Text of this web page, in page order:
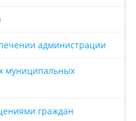
администрации
муниципальных
граждан